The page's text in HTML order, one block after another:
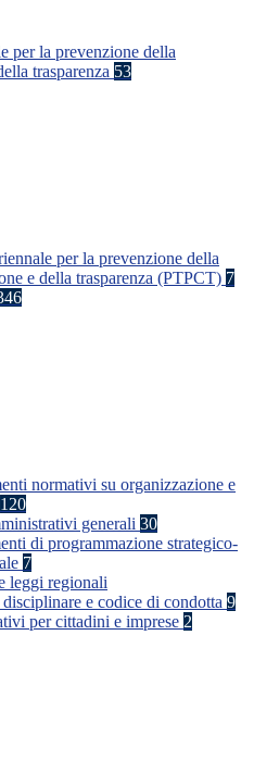
per la prevenzione della
trasparenza 53
per la prevenzione della
e della trasparenza (PTPCT) 7
normativi su organizzazione e
120
generali 30
di programmazione strategico-
7
leggi regionali
e codice di condotta 9
per cittadini e imprese 2